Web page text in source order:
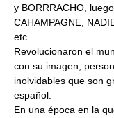
y BORRRACHO,
CAHAMPAGNE,
etc.
Revolucionaron el
con su imagen,
inolvidables que son
español.
En una época en la